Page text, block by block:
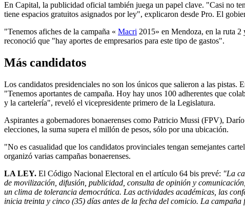
En Capital, la publicidad oficial también juega un papel clave. "Casi no
tiene espacios gratuitos asignados por ley", explicaron desde Pro. El
"Tenemos afiches de la campaña « Macri 2015» en Mendoza, en la ruta 2
reconoció que "hay aportes de empresarios para este tipo de gastos".
Más candidatos
Los candidatos presidenciales no son los únicos que salieron a las pistas.
"Tenemos aportantes de campaña. Hoy hay unos 100 adherentes que
y la cartelería", reveló el vicepresidente primero de la Legislatura.
Aspirantes a gobernadores bonaerenses como Patricio Mussi (FPV),
elecciones, la suma supera el millón de pesos, sólo por una ubicación.
"No es casualidad que los candidatos provinciales tengan semejantes
organizó varias campañas bonaerenses.
LA LEY. El Código Nacional Electoral en el artículo 64 bis prevé: "La
de movilización, difusión, publicidad, consulta de opinión y
un clima de tolerancia democrática. Las actividades académicas, las
inicia treinta y cinco (35) días antes de la fecha del comicio. La